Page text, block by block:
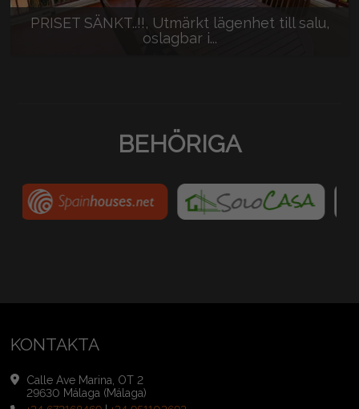
PRISET SÄNKT..!!, Utmärkt lägenhet till salu,
oslagbar i...
BEHÖRIGA
KONTAKTA
Calle Ave Marina, OT 2
29630 Málaga (Málaga)